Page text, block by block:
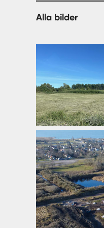
Alla bilder